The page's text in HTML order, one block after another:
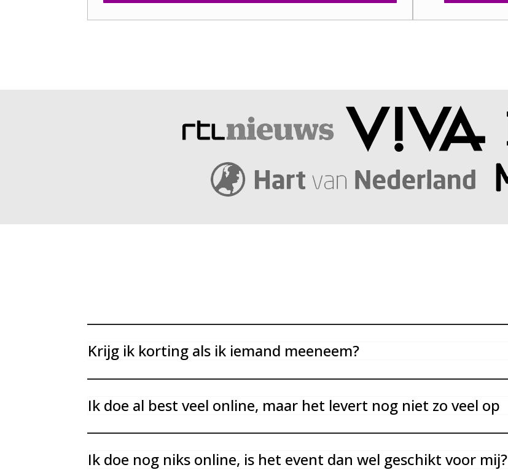
Krijg ik korting als ik iemand meeneem?
Ik doe al best veel online, maar het levert nog niet zo veel op
Ik doe nog niks online, is het event dan wel geschikt voor mij?